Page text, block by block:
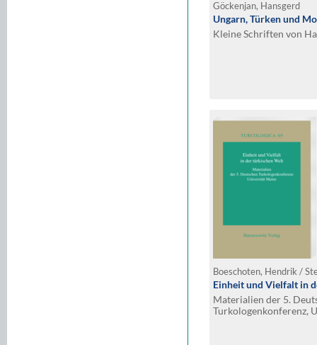
Göckenjan, Hansgerd
Ungarn, Türken und
Kleine Schriften von
Boeschoten, Hendrik /
Einheit und Vielfalt in
Materialien der 5.
Turkologenkonferenz,